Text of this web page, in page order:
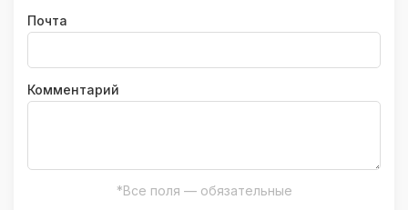
широкими ручками удобен при переноске и
45 и 55 литров имеют две независимые
камеры с раздельной регулировкой
содержимому независимо от того, как
именно установлен холодильник в машине.
Почта
Комментарий
*Все поля — обязательные